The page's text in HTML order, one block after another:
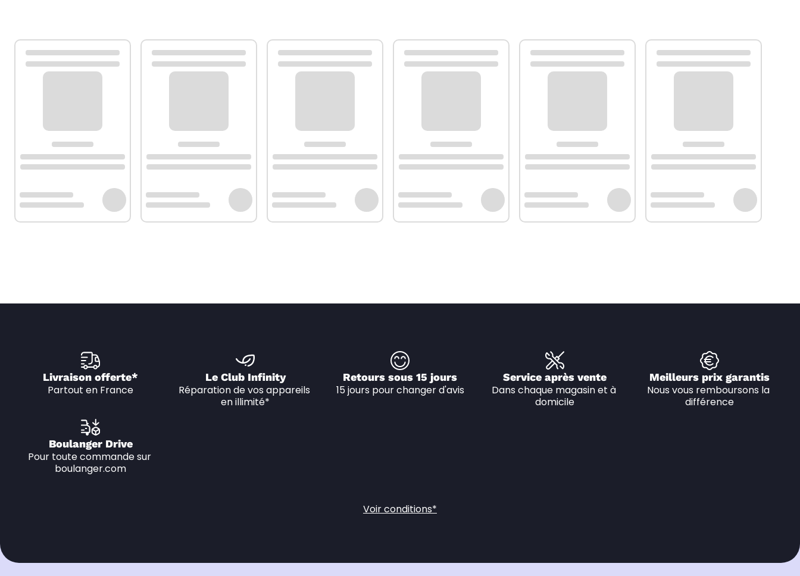
Livraison offerte*
Partout en France
Le Club Infinity
Réparation de vos appareils
en illimité*
Retours sous 15 jours
15 jours pour changer d'avis
Service après vente
Dans chaque magasin et à
domicile
Meilleurs prix garantis
Nous vous remboursons la
différence
Boulanger Drive
Pour toute commande sur
boulanger.com
Voir conditions*